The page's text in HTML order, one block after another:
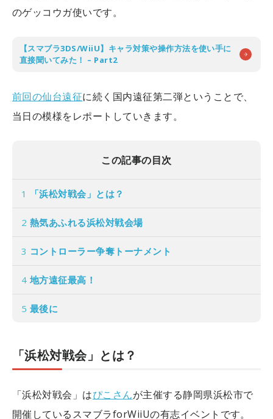
のゲッコウガ使いです。
【スマブラ3DS/WiiU】キャラ対策や操作方法を使い手に
直接聞いてみた！ – Part2
前回の仙台遠征に続く国内遠征第二弾ということで、
当日の模様をレポートしていきます。
この記事の目次
1 「浜松対戦会」とは？
2 熱気あふれる浜松対戦会場
3 コントローラー争奪トーナメント
4 地方遠征最高！
5 最後に
「浜松対戦会」とは？
「浜松対戦会」はぴこさんが主催する静岡県浜松市で
開催しているスマブラforWiiUの有志イベントです。